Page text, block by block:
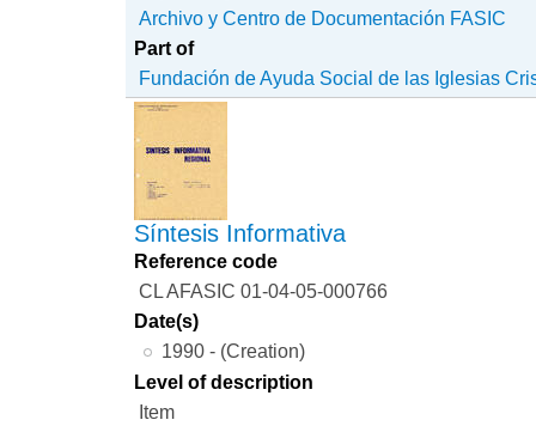
Archivo y Centro de Documentación FASIC
Part of
Fundación de Ayuda Social de las Iglesias
Síntesis Informativa
Reference code
CL AFASIC 01-04-05-000766
Date(s)
1990 - (Creation)
Level of description
Item